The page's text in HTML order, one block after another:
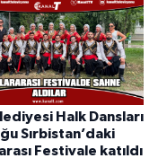
Halk Dansları
Sırbistan’daki
Festivale katıldı